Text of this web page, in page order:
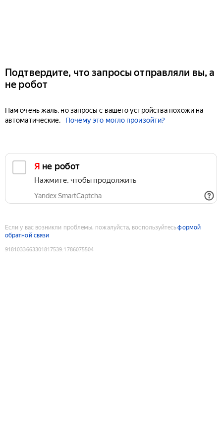
Подтвердите, что запросы отправляли вы, а
не робот
Нам очень жаль, но запросы с вашего устройства похожи на
автоматические.
Почему это могло произойти?
Я не робот
Нажмите, чтобы продолжить
Yandex SmartCaptcha
Если у вас возникли проблемы, пожалуйста, воспользуйтесьформой
обратной связи
9181033663301817539:1786075504